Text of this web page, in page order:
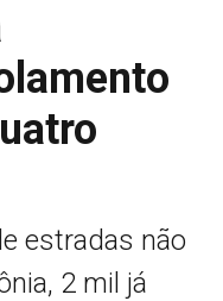
estradas não
2 mil já